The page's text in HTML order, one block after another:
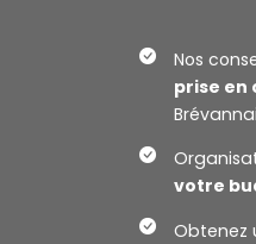
Nos
prise en
votre
Obtenez